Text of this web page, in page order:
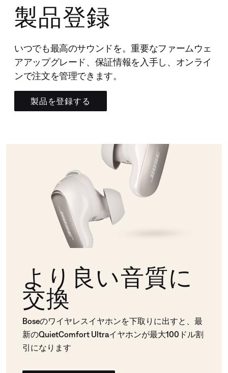
製品登録
いつでも最高のサウンドを。重要なファームウェ
アアップグレード、保証情報を入手し、オンライ
ンで注文を管理できます。
製品を登録する
より良い音質に
交換
Boseのワイヤレスイヤホンを下取りに出すと、最
新のQuietComfort Ultraイヤホンが最大100ドル割
引になります